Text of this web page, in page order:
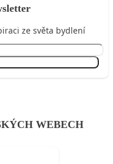
ze světa bydlení
WEBECH